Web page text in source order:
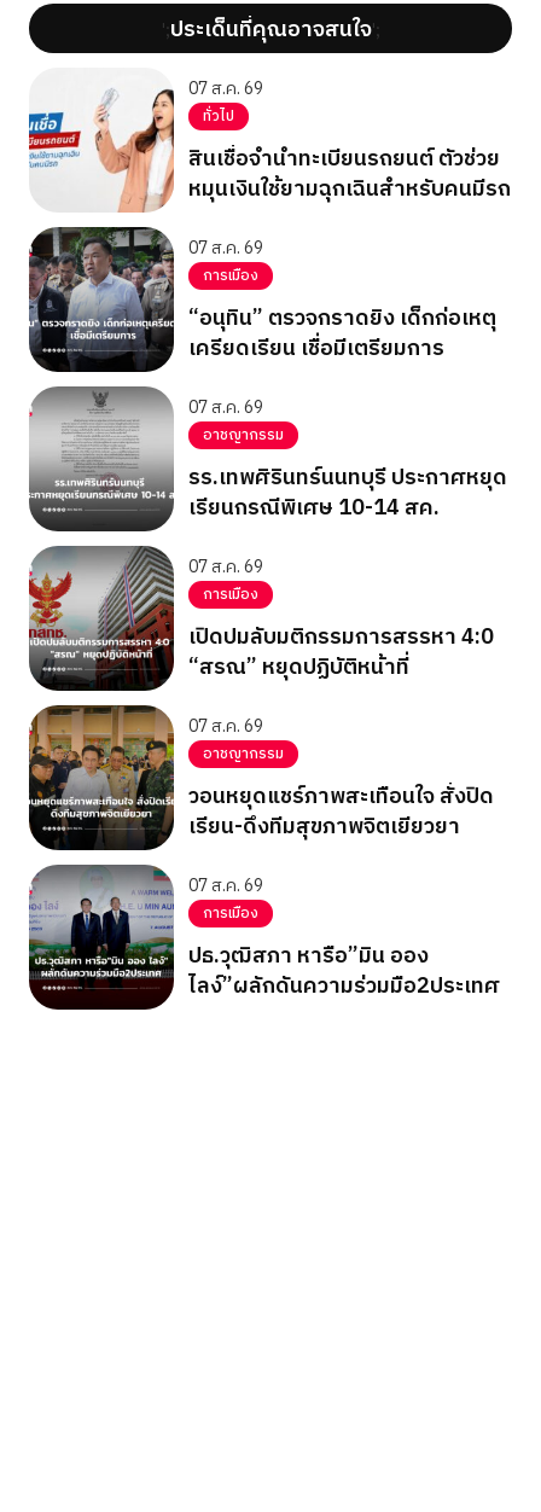
';ประเด็นที่คุณอาจสนใจ';
07 ส.ค. 69
ทั่วไป
สินเชื่อจำนำทะเบียนรถยนต์ ตัวช่วย
หมุนเงินใช้ยามฉุกเฉินสำหรับคนมีรถ
07 ส.ค. 69
การเมือง
“อนุทิน” ตรวจกราดยิง เด็กก่อเหตุ
เครียดเรียน เชื่อมีเตรียมการ
07 ส.ค. 69
อาชญากรรม
รร.เทพศิรินทร์นนทบุรี ประกาศหยุด
เรียนกรณีพิเศษ 10-14 สค.
07 ส.ค. 69
การเมือง
เปิดปมลับมติกรรมการสรรหา 4:0
“สรณ” หยุดปฏิบัติหน้าที่
07 ส.ค. 69
อาชญากรรม
วอนหยุดแชร์ภาพสะเทือนใจ สั่งปิด
เรียน-ดึงทีมสุขภาพจิตเยียวยา
07 ส.ค. 69
การเมือง
ปธ.วุฒิสภา หารือ”มิน ออง
ไลง์”ผลักดันความร่วมมือ2ประเทศ